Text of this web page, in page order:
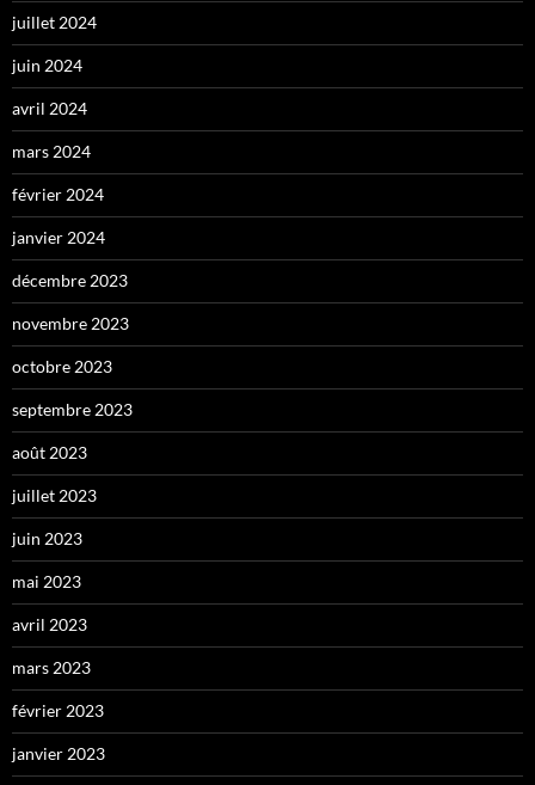
juillet 2024
juin 2024
avril 2024
mars 2024
février 2024
janvier 2024
décembre 2023
novembre 2023
octobre 2023
septembre 2023
août 2023
juillet 2023
juin 2023
mai 2023
avril 2023
mars 2023
février 2023
janvier 2023